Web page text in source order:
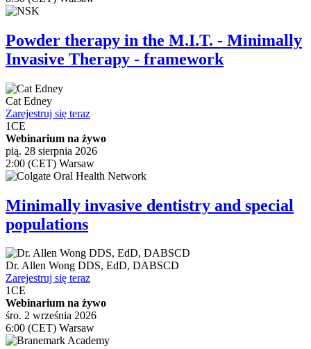
Powder therapy in the M.I.T. - Minimally
Invasive Therapy - framework
Cat Edney
Zarejestruj się teraz
1CE
Webinarium na żywo
pią. 28 sierpnia 2026
2:00 (CET) Warsaw
Minimally invasive dentistry and special
populations
Dr. Allen Wong DDS, EdD, DABSCD
Zarejestruj się teraz
1CE
Webinarium na żywo
śro. 2 września 2026
6:00 (CET) Warsaw